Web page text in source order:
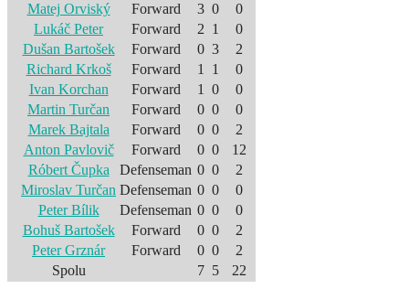
Matej Orviský
Forward 3 0
0
Lukáč Peter
Forward 2 1
0
Dušan Bartošek
Forward 0 3
2
Richard Krkoš
Forward 1 1
0
Ivan Korchan
Forward 1 0
0
Martin Turčan
Forward 0 0
0
Marek Bajtala
Forward 0 0
2
Anton Pavlovič
Forward 0 0
12
Róbert Čupka
Defenseman 0 0
2
Miroslav Turčan Defenseman 0 0
0
Peter Bílik
Defenseman 0 0
0
Bohuš Bartošek
Forward 0 0
2
Peter Grznár
Forward 0 0
2
Spolu
7 5 22